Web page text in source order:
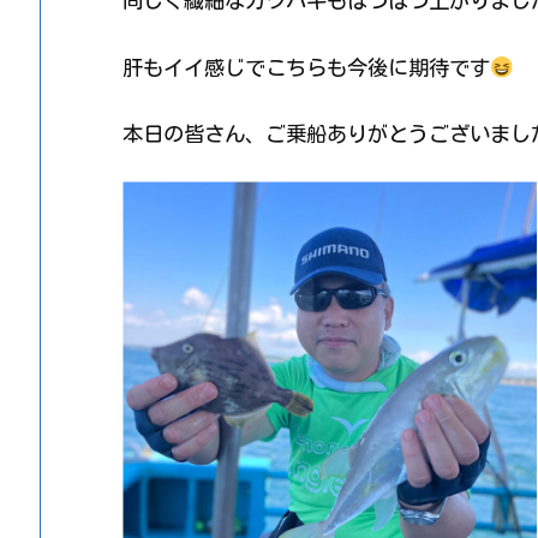
肝もイイ感じでこちらも今後に期待です
本日の皆さん、ご乗船ありがとうございまし